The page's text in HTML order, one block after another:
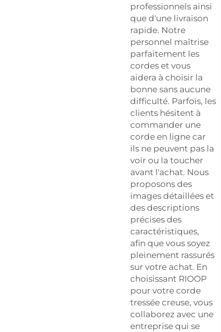
professionnels ainsi
que d'une livraison
rapide. Notre
personnel maîtrise
parfaitement les
cordes et vous
aidera à choisir la
bonne sans aucune
difficulté. Parfois, les
clients hésitent à
commander une
corde en ligne car
ils ne peuvent pas la
voir ou la toucher
avant l'achat. Nous
proposons des
images détaillées et
des descriptions
précises des
caractéristiques,
afin que vous soyez
pleinement rassurés
sur votre achat. En
choisissant RIOOP
pour votre corde
tressée creuse, vous
collaborez avec une
entreprise qui se